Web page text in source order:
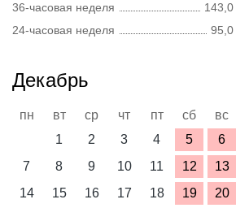
36-часовая неделя
143,0
24-часовая неделя
95,0
Декабрь
пн вт ср чт пт сб
вс
1
2 3 4 5
6
7
8 9 10 11 12
13
14
15 16 17 18 19
20